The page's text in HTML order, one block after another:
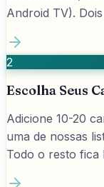
Android TV).
2
Escolha Seus
Adicione 10-20
uma de nossas
Todo o resto fica